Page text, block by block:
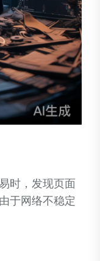
时，发现页面
于网络不稳定